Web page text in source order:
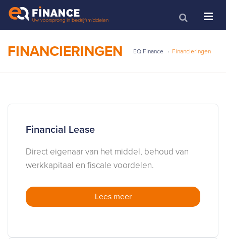
EQ Finance Financieringen
FINANCIERINGEN
Financial Lease
Direct eigenaar van het middel, behoud van
werkkapitaal en fiscale voordelen.
Lees meer